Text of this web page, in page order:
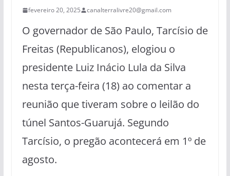
fevereiro 20, 2025 canalterralivre20@gmail.com
O governador de São Paulo, Tarcísio de
Freitas (Republicanos), elogiou o
presidente Luiz Inácio Lula da Silva
nesta terça-feira (18) ao comentar a
reunião que tiveram sobre o leilão do
túnel Santos-Guarujá. Segundo
Tarcísio, o pregão acontecerá em 1º de
agosto.